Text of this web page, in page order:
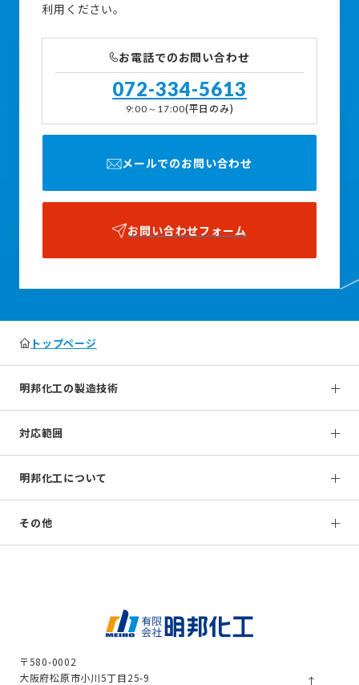
利用ください。
お電話でのお問い合わせ
072-334-5613
9:00～17:00(平日のみ)
メールでのお問い合わせ
お問い合わせフォーム
〒580-0002
大阪府松原市小川5丁目25-9
トップページ
明邦化工の製造技術
対応範囲
明邦化工について
その他